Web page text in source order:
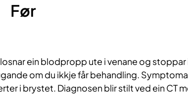
Før
ein blodpropp ute i venane og
om du ikkje får behandling.
i brystet. Diagnosen blir stilt ved ein CT